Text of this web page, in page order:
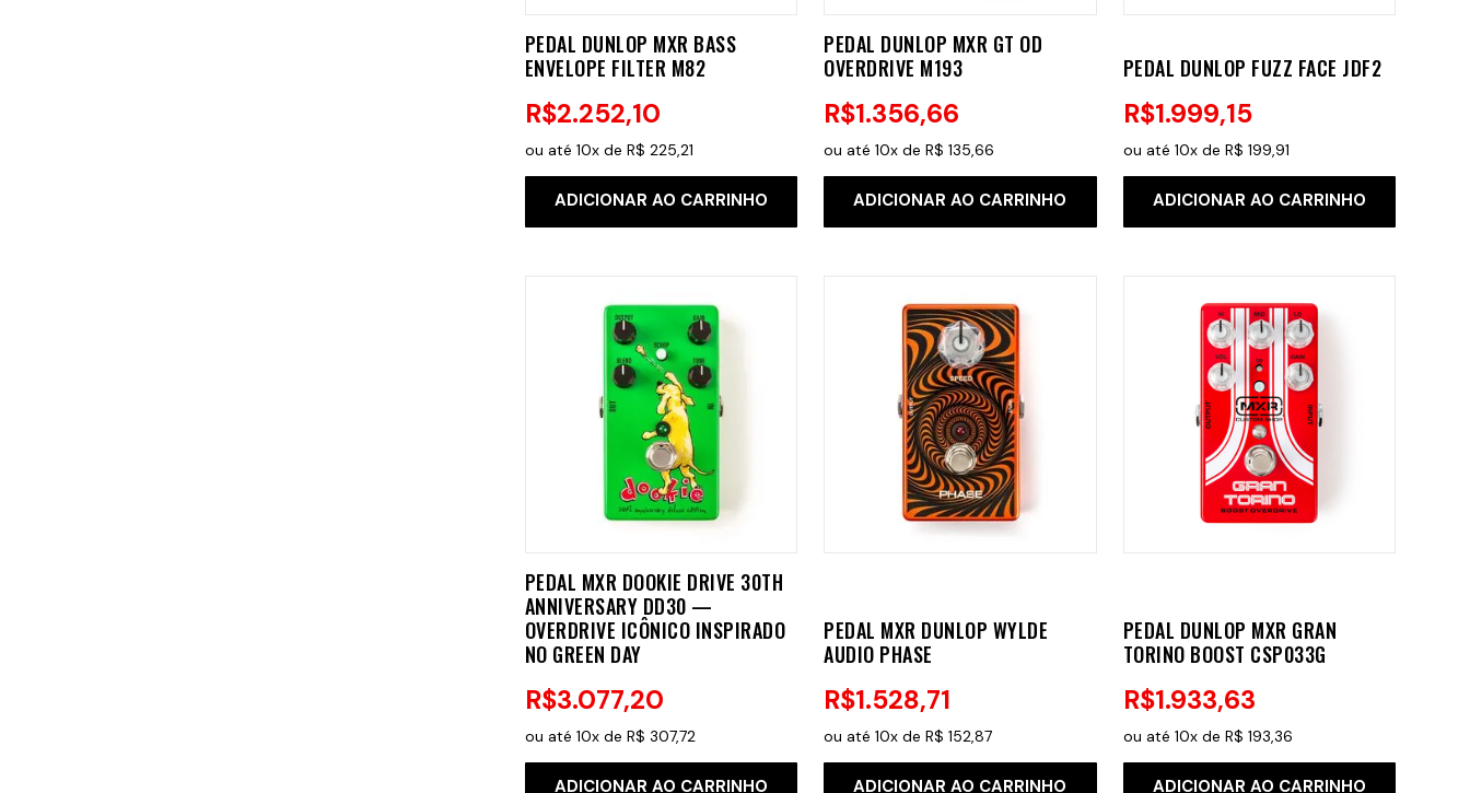
PEDAL DUNLOP MXR BASS
ENVELOPE FILTER M82
R$2.252,10
ou até 10x de R$ 225,21
ADICIONAR AO CARRINHO
PEDAL DUNLOP MXR GT OD
OVERDRIVE M193
R$1.356,66
ou até10x deR$ 135,66
ADICIONAR AO CARRINHO
PEDAL DUNLOP FUZZ FACE JDF2
R$1.999,15
ou até 10x de R$ 199,91
ADICIONAR AO CARRINHO
PEDAL MXR DOOKIE DRIVE 30TH
ANNIVERSARY DD30 —
OVERDRIVE ICÔNICO INSPIRADO
NO GREEN DAY
R$3.077,20
ou até 10x de R$ 307,72
ADICIONAR AO CARRINHO
PEDAL MXR DUNLOP WYLDE
AUDIO PHASE
R$1.528,71
ou até10x deR$ 152 ,87
ADICIONAR AO CARRINHO
PEDAL DUNLOP MXR GRAN
TORINO BOOST CSP033G
R$1.933,63
ou até 10x de R$ 193 36
ADICIONAR AO CARRINHO